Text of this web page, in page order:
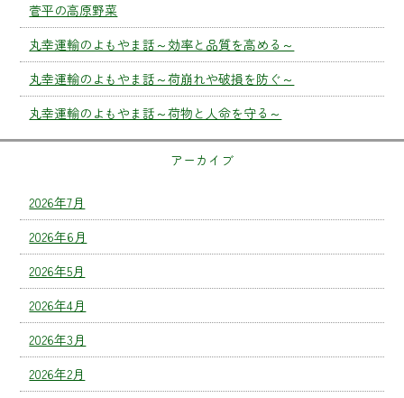
菅平の高原野菜
丸幸運輸のよもやま話～効率と品質を高める～
丸幸運輸のよもやま話～荷崩れや破損を防ぐ～
丸幸運輸のよもやま話～荷物と人命を守る～
アーカイブ
2026年7月
2026年6月
2026年5月
2026年4月
2026年3月
2026年2月